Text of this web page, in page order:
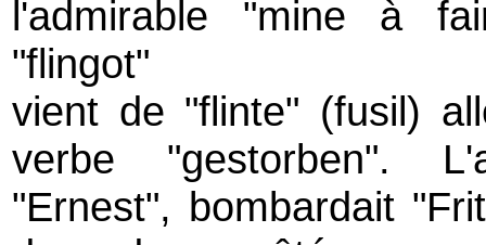
l'admirable "mine à
"flingot"
vient de "flinte" (fusil)
verbe "gestorben".
"Ernest", bombardait